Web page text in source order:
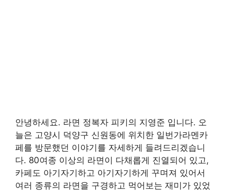
안녕하세요. 라면 정복자 피키의 지영준 입니다. 오
늘은 고양시 덕양구 신원동에 위치한 일번가라멘카
페를 방문했던 이야기를 자세하게 들려드리겠습니
다. 80여종 이상의 라면이 다채롭게 진열되어 있고,
카페도 아기자기하고 아기자기하게 꾸며져 있어서
여러 종류의 라면을 구경하고 먹어보는 재미가 있었